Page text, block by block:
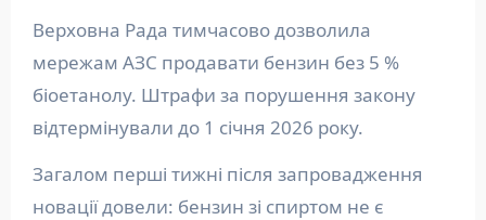
Верховна Рада тимчасово дозволила
мережам АЗС продавати бензин без 5 %
біоетанолу. Штрафи за порушення закону
відтермінували до 1 січня 2026 року.
Загалом перші тижні після запровадження
новації довели: бензин зі спиртом не є